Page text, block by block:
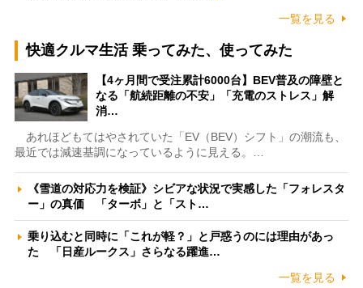
一覧を見る
快適クルマ生活 乗ってみた、使ってみた
【4ヶ月間で受注累計6000台】BEV普及の障壁と
なる「航続距離の不安」「充電のストレス」解
消…
あれほどもてはやされていた「EV（BEV）シフト」の潮流も、
最近では減速基調になっているように見える。…
《雪道の対応力を検証》シビアな状況で実感した「フォレスタ
ー」の真価 「ターボ」と「スト…
乗り込むと同時に「これが軽？」と戸惑うのには理由があっ
た 「日産ルークス」さらなる躍進…
一覧を見る